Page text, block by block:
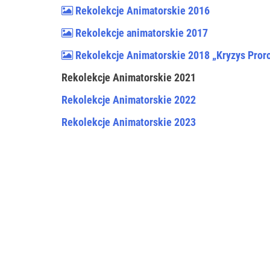
Rekolekcje Animatorskie 2016
Rekolekcje animatorskie 2017
Rekolekcje Animatorskie 2018 „Kryzys
Rekolekcje Animatorskie 2021
Rekolekcje Animatorskie 2022
Rekolekcje Animatorskie 2023